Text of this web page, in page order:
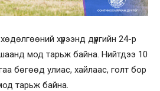
хүрээнд дүүргийн 24-р
мод тарьж байна. Нийтдээ 10
бөгөөд улиас, хайлаас, голт бор
тарьж байна.